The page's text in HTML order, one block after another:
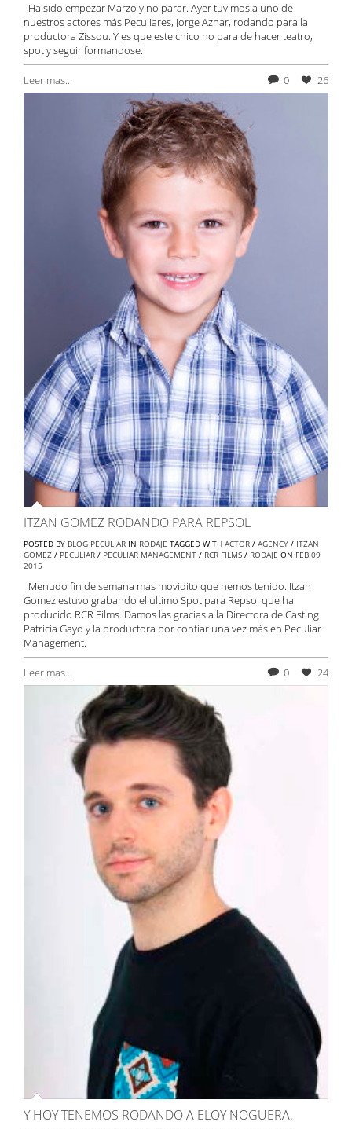
Ha sido empezar Marzo y no parar. Ayer tuvimos a uno de
nuestros actores más Peculiares, Jorge Aznar, rodando para la
productora Zissou. Y es que este chico no para de hacer teatro,
spot y seguir formandose.
Leer mas... 0 26
ITZAN GOMEZ RODANDO PARA REPSOL
POSTED BY BLOG PECULIAR IN RODAJE TAGGED WITH ACTOR / AGENCY / ITZAN
GOMEZ / PECULIAR / PECULIAR MANAGEMENT / RCR FILMS / RODAJE ON FEB 09
2015
Menudo fin de semana mas movidito que hemos tenido. Itzan
Gomez estuvo grabando el ultimo Spot para Repsol que ha
producido RCR Films. Damos las gracias a la Directora de Casting
Patricia Gayo y la productora por confiar una vez más en Peculiar
Management.
Leer mas... 0 24
Y HOY TENEMOS RODANDO A ELOY NOGUERA.